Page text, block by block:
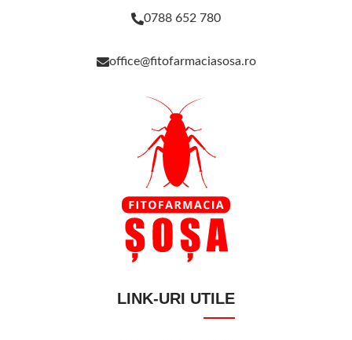
0788 652 780
office@fitofarmaciasosa.ro
LINK-URI UTILE